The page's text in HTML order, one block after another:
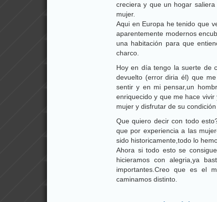
creciera y que un hogar
mujer.
Aqui en Europa he tenido que
aparentemente modernos
una habitación para que
charco.
Hoy en día tengo la suerte de
devuelto (error diria él) que
sentir y en mi pensar,un
enriquecido y que me hace
mujer y disfrutar de su
Que quiero decir con todo
que por experiencia a las
sido historicamente,todo lo
Ahora si todo esto se
hicieramos con alegria,ya
importantes.Creo que es el
caminamos distinto.